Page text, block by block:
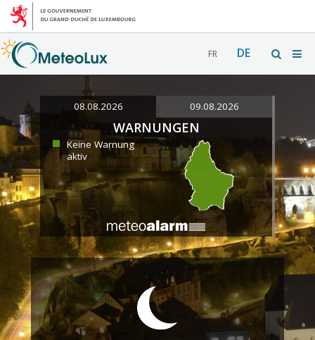
FR DE
08.08.2026 09.08.2026
WARNUNGEN
Keine Warnung
aktiv